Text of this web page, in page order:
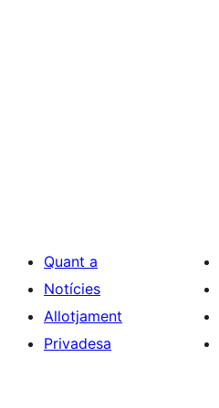
Quant a
Notícies
Allotjament
Privadesa